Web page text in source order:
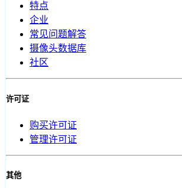
特点
企业
常见问题解答
摄像头数据库
社区
许可证
购买许可证
管理许可证
其他